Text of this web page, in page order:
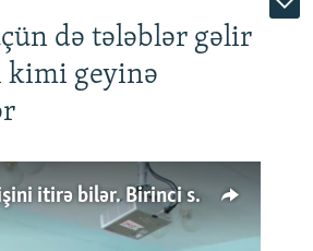
də tələblər gəlir
geyinə
50 min müəllim işini itirə bilər. Birinci sinfə gedənlər azalır